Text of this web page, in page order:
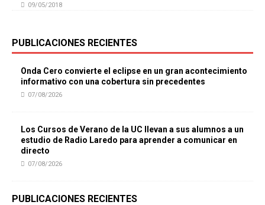
09/05/2018
PUBLICACIONES RECIENTES
Onda Cero convierte el eclipse en un gran acontecimiento
informativo con una cobertura sin precedentes
07/08/2026
Los Cursos de Verano de la UC llevan a sus alumnos a un
estudio de Radio Laredo para aprender a comunicar en
directo
07/08/2026
PUBLICACIONES RECIENTES